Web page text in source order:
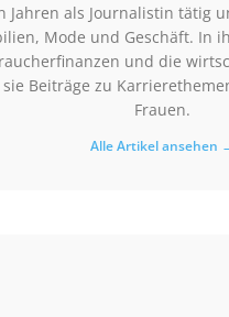
Jahren als Journalistin
Mode und Geschäft. In
und die
Beiträge zu
Frauen.
Alle Artikel ansehen